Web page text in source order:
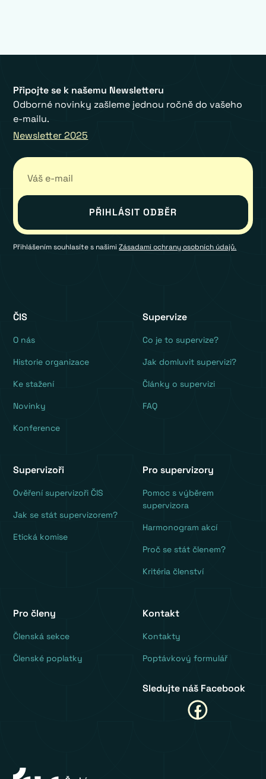
Připojte se k našemu Newsletteru
Odborné novinky zašleme jednou ročně do vašeho
e-mailu.
Newsletter 2025
Přihlášením souhlasíte s našimiZásadami ochrany osobních údajů.
ČIS
O nás
Historie organizace
Ke stažení
Novinky
Konference
Supervize
Co je to supervize?
Jak domluvit supervizi?
Články o supervizi
FAQ
Supervizoři
Ověření supervizoři ČIS
Jak se stát supervizorem?
Etická komise
Pro supervizory
Pomoc s výběrem
supervizora
Harmonogram akcí
Proč se stát členem?
Kritéria členství
Pro členy
‍Členská sekce
Členské poplatky
Kontakt
Kontakty
Poptávkový formulář
Sledujte náš Facebook